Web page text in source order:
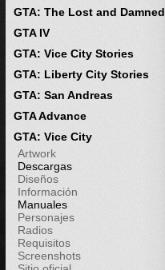
GTA: The Lost and Damned
GTA IV
GTA: Vice City Stories
GTA: Liberty City Stories
GTA: San Andreas
GTA Advance
GTA: Vice City
Artwork
Descargas
Diseños
Información
Manuales
Personajes
Radios
Requisitos
Screenshots